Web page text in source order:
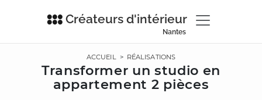
Créateurs d'intérieur
Nantes
ACCUEIL> RÉALISATIONS
Transformer un studio en
appartement 2 pièces